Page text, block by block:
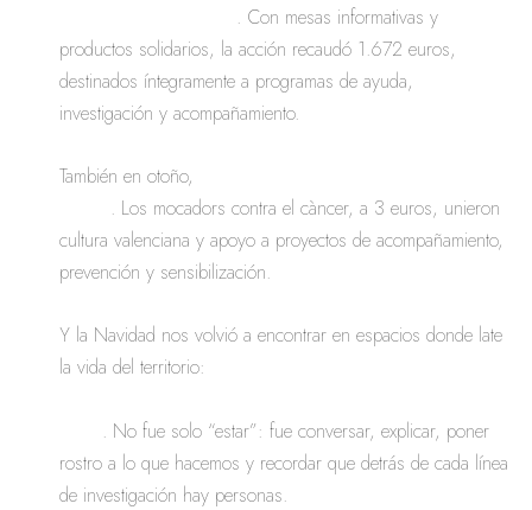
. Con mesas informativas y
productos solidarios, la acción recaudó 1.672 euros,
destinados íntegramente a programas de ayuda,
investigación y acompañamiento.
También en otoño,
. Los mocadors contra el càncer, a 3 euros, unieron
cultura valenciana y apoyo a proyectos de acompañamiento,
prevención y sensibilización.
Y la Navidad nos volvió a encontrar en espacios donde late
la vida del territorio:
. No fue solo “estar”: fue conversar, explicar, poner
rostro a lo que hacemos y recordar que detrás de cada línea
de investigación hay personas.